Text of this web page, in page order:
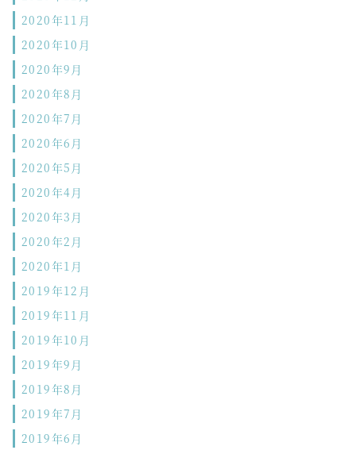
2020年11月
2020年10月
2020年9月
2020年8月
2020年7月
2020年6月
2020年5月
2020年4月
2020年3月
2020年2月
2020年1月
2019年12月
2019年11月
2019年10月
2019年9月
2019年8月
2019年7月
2019年6月